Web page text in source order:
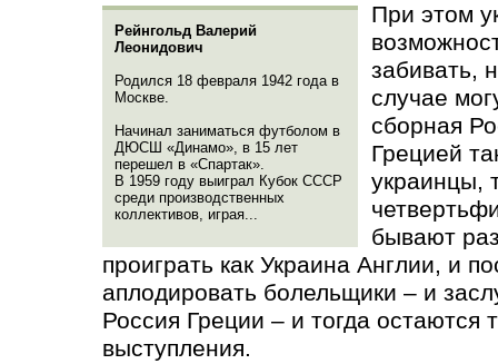
Рейнгольд Валерий
Леонидович
Родился 18 февраля 1942 года в
Москве.
Начинал заниматься футболом в
ДЮСШ «Динамо», в 15 лет
перешел в «Спартак».
В 1959 году выиграл Кубок СССР
среди производственных
коллективов, играя...
При этом
забивать,
случае
сборная
Грецией
украинцы,
бывают
проиграть как Украина Англии, и
аплодировать болельщики – и
Россия Греции – и тогда остаются
выступления.